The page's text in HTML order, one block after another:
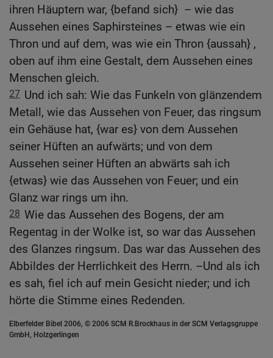
ihren Häuptern war, {befand sich} – wie das
Aussehen eines Saphirsteines – etwas wie ein
Thron und auf dem, was wie ein Thron {aussah} ,
oben auf ihm eine Gestalt, dem Aussehen eines
Menschen gleich.
27 Und ich sah: Wie das Funkeln von glänzendem
Metall, wie das Aussehen von Feuer, das ringsum
ein Gehäuse hat, {war es} von dem Aussehen
seiner Hüften an aufwärts; und von dem
Aussehen seiner Hüften an abwärts sah ich
{etwas} wie das Aussehen von Feuer; und ein
Glanz war rings um ihn.
28 Wie das Aussehen des Bogens, der am
Regentag in der Wolke ist, so war das Aussehen
des Glanzes ringsum. Das war das Aussehen des
Abbildes der Herrlichkeit des Herrn. –Und als ich
es sah, fiel ich auf mein Gesicht nieder; und ich
hörte die Stimme eines Redenden.
Elberfelder Bibel 2006, © 2006 SCM R.Brockhaus in der SCM Verlagsgruppe
GmbH, Holzgerlingen